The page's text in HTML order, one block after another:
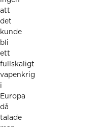
att
det
kunde
bli
ett
fullskaligt
vapenkrig
i
Europa
då
talade